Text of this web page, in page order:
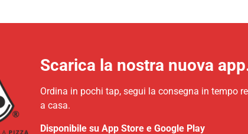
Scarica la nostra nuova
Ordina in pochi tap, segui la consegna in tempo
a casa.
Disponibile su App Store e Google Play